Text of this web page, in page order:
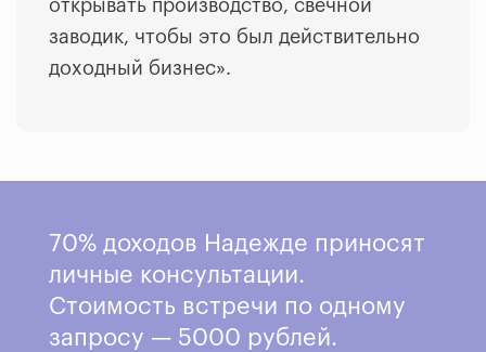
открывать производство, свечной
заводик, чтобы это был действительно
доходный бизнес».
70% доходов Надежде приносят
личные консультации.
Стоимость встречи по одному
запросу — 5000 рублей.